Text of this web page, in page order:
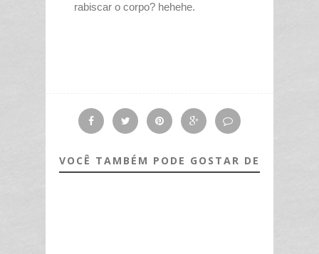
rabiscar o corpo? hehehe.
VOCÊ TAMBÉM PODE GOSTAR DE